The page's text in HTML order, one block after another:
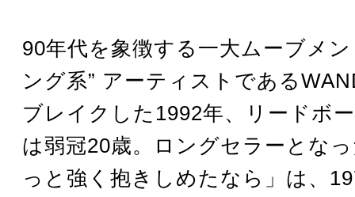
90年代を象徴する一大ムーブメ
ング系” アーティストである
ブレイクした1992年、リードボ
は弱冠20歳。ロングセラーとな
っと強く抱きしめたなら」は、